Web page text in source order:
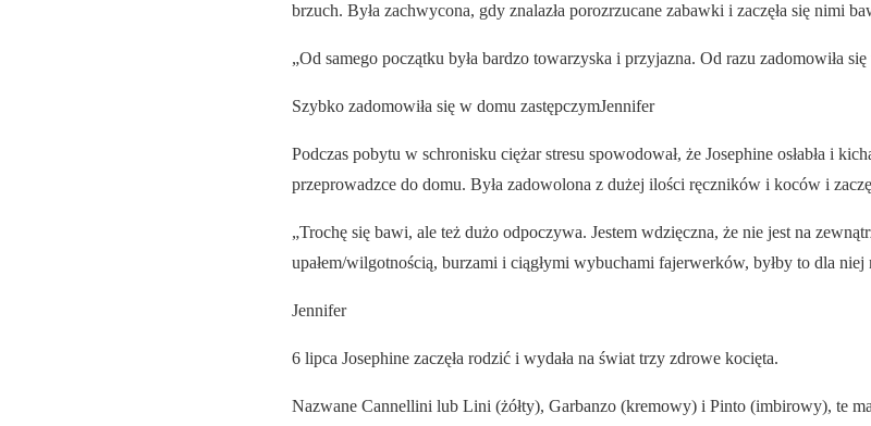
brzuch. Była zachwycona, gdy znalazła porozrzucane zabawki i zaczęła się nimi
„Od samego początku była bardzo towarzyska i przyjazna. Od razu zadomowiła
Szybko zadomowiła się w domu zastępczymJennifer
Podczas pobytu w schronisku ciężar stresu spowodował, że Josephine osłabła i
przeprowadzce do domu. Była zadowolona z dużej ilości ręczników i koców i
„Trochę się bawi, ale też dużo odpoczywa. Jestem wdzięczna, że nie jest na
upałem/wilgotnością, burzami i ciągłymi wybuchami fajerwerków, byłby to dla niej
Jennifer
6 lipca Josephine zaczęła rodzić i wydała na świat trzy zdrowe kocięta.
Nazwane Cannellini lub Lini (żółty), Garbanzo (kremowy) i Pinto (imbirowy), te